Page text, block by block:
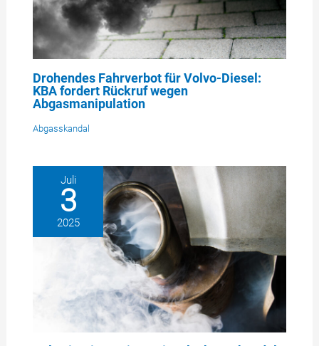
Drohendes Fahrverbot für Volvo-Diesel:
KBA fordert Rückruf wegen
Abgasmanipulation
Abgasskandal
Juli
3
2025